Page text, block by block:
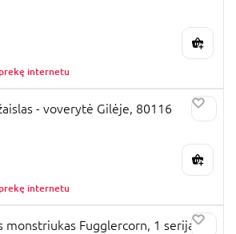
internetu
- voverytė Gilėje, 80116
internetu
monstriukas Fugglercorn, 1 serija,